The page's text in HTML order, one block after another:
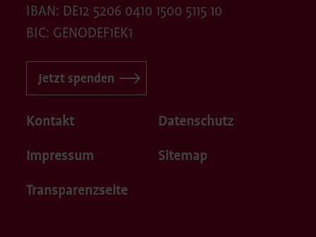
Kontakt Datenschutz
Impressum Sitemap
Transparenzseite
IBAN: DE12 5206 0410 1500 5115 10
BIC: GENODEF1EK1
Jetzt spenden